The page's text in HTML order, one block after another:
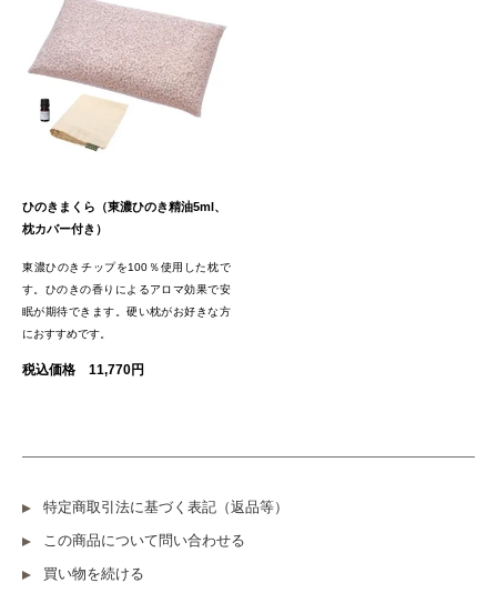
ひのきまくら（東濃ひのき精油5ml、
枕カバー付き）
東濃ひのきチップを100％使用した枕で
す。ひのきの香りによるアロマ効果で安
眠が期待できます。硬い枕がお好きな方
におすすめです。
税込価格 11,770円
特定商取引法に基づく表記（返品等）
この商品について問い合わせる
買い物を続ける